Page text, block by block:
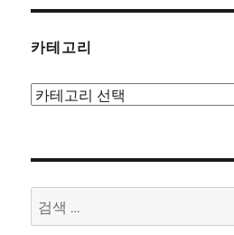
카테고리
카
검
색: